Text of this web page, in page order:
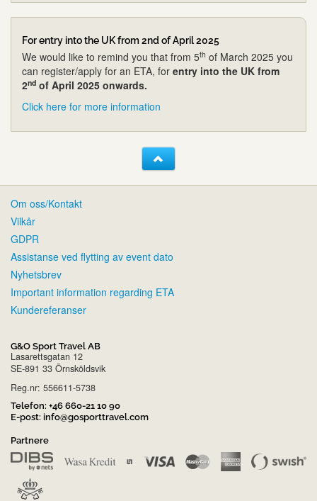
For entry into the UK from 2nd of April 2025
We would like to remind you that from 5th of March 2025 you
can register/apply for an ETA, for entry into the UK from
2nd of April 2025 onwards.
Click here for more information
Om oss/Kontakt
Vilkår
GDPR
Assistanse ved flytting av event dato
Nyhetsbrev
Important information regarding ETA
Kundereferanser
G&O Sport Travel AB
Lasarettsgatan 12
SE-891 33 Örnsköldsvik
Reg.nr: 556611-5738
Telefon: +46 660-21 10 90
E-post: info@gosporttravel.com
Partnere